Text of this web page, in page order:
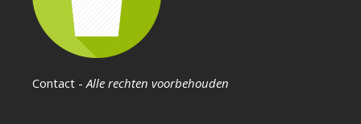
Contact -Alle rechten voorbehouden